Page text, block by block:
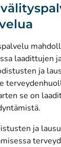
laadittujen
ja
se on
ja